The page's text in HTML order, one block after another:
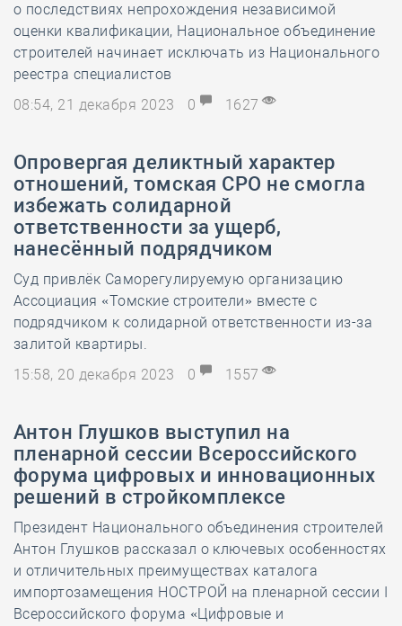
о последствиях непрохождения независимой
оценки квалификации, Национальное объединение
строителей начинает исключать из Национального
реестра специалистов
08:54, 21 декабря 2023
0 1627
Опровергая деликтный характер
отношений, томская СРО не смогла
избежать солидарной
ответственности за ущерб,
нанесённый подрядчиком
Суд привлёк Саморегулируемую организацию
Ассоциация «Томские строители» вместе с
подрядчиком к солидарной ответственности из-за
залитой квартиры.
15:58, 20 декабря 2023
0 1557
Антон Глушков выступил на
пленарной сессии Всероссийского
форума цифровых и инновационных
решений в стройкомплексе
Президент Национального объединения строителей
Антон Глушков рассказал о ключевых особенностях
и отличительных преимуществах каталога
импортозамещения НОСТРОЙ на пленарной сессии I
Всероссийского форума «Цифровые и